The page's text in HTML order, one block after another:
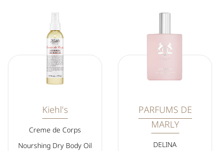
Kiehl's
Creme de Corps
Nourshing Dry Body Oil
PARFUMS DE
MARLY
DELINA